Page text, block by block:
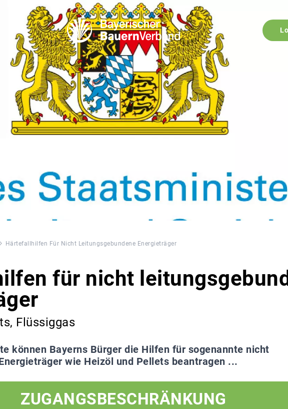
Härtefallhilfen Für Nicht Leitungsgebundene Energieträger
für nicht
Flüssiggas
können Bayerns Bürger die Hilfen für sogenannte nicht
wie Heizöl und Pellets beantragen ...
ZUGANGSBESCHRÄNKUNG